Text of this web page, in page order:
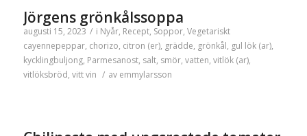
Jörgens grönkålssoppa
augusti 15, 2023 / i Nyår, Recept, Soppor, Vegetariskt
cayennepeppar, chorizo, citron (er), grädde, grönkål, gul lök (ar),
kycklingbuljong, Parmesanost, salt, smör, vatten, vitlök (ar),
vitlöksbröd, vitt vin / av emmylarsson